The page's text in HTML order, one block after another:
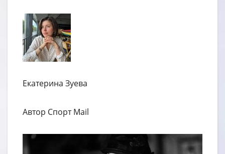
Екатерина Зуева
Автор Спорт Mail